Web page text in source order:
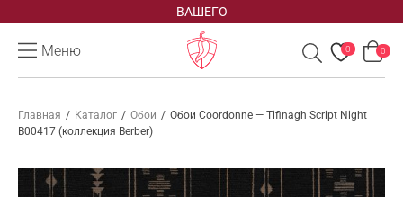
ВАШЕГО
Меню 0 0
Главная / Каталог / Обои / Обои Coordonne — Tifinagh Script Night
B00417 (коллекция Berber)